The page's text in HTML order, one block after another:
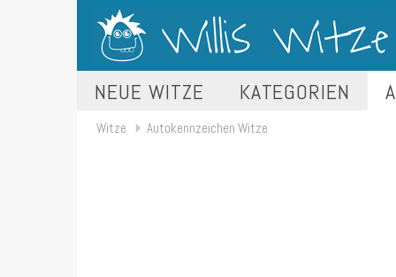
NEUE WITZE KATEGORIEN
Witze Autokennzeichen Witze